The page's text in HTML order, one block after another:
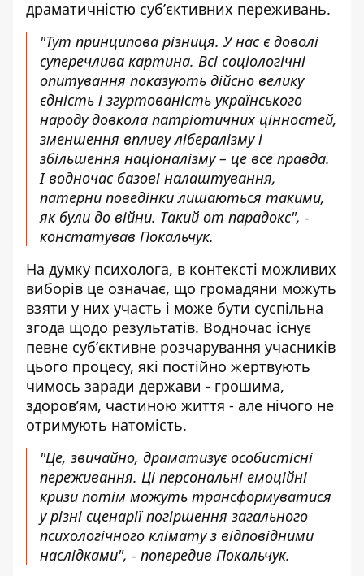
драматичністю субʼєктивних переживань.
"Тут принципова різниця. У нас є доволі
суперечлива картина. Всі соціологічні
опитування показують дійсно велику
єдність і згуртованість українського
народу довкола патріотичних цінностей,
зменшення впливу лібералізму і
збільшення націоналізму – це все правда.
І водночас базові налаштування,
патерни поведінки лишаються такими,
як були до війни. Такий от парадокс", -
констатував Покальчук.
На думку психолога, в контексті можливих
виборів це означає, що громадяни можуть
взяти у них участь і може бути суспільна
згода щодо результатів. Водночас існує
певне субʼєктивне розчарування учасників
цього процесу, які постійно жертвують
чимось заради держави - грошима,
здоровʼям, частиною життя - але нічого не
отримують натомість.
"Це, звичайно, драматизує особистісні
переживання. Ці персональні емоційні
кризи потім можуть трансформуватися
у різні сценарії погіршення загального
психологічного клімату з відповідними
наслідками", - попередив Покальчук.